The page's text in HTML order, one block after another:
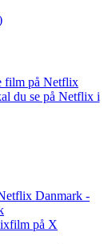
film på Netflix
du se på Netflix i
Danmark -